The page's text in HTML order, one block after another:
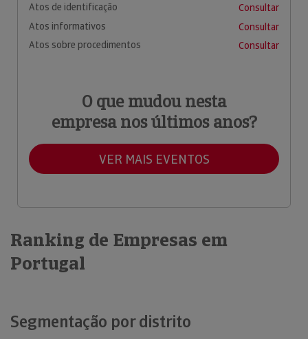
Atos de identificação
Consultar
Atos informativos
Consultar
Atos sobre procedimentos
Consultar
O que mudou nesta
empresa nos últimos anos?
VER MAIS EVENTOS
Ranking de Empresas em
Portugal
Segmentação por distrito